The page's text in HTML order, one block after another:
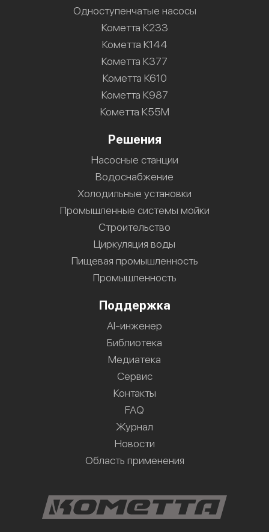
Одноступенчатые насосы
Кометта К233
Кометта К144
Кометта К377
Кометта К610
Кометта К987
Кометта К55М
Решения
Насосные станции
Водоснабжение
Холодильные установки
Промышленные системы мойки
Строительство
Циркуляция воды
Пищевая промышленность
Промышленность
Поддержка
AI-инженер
Библиотека
Медиатека
Сервис
Контакты
FAQ
Журнал
Новости
Область применения